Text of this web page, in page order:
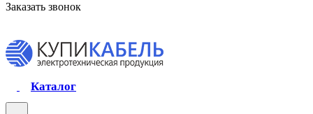
Заказать звонок
Каталог